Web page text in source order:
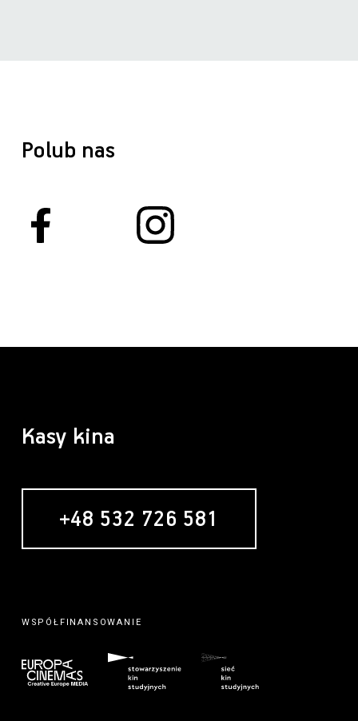
Polub nas
Kasy kina
+48 532 726 581
WSPÓŁFINANSOWANIE